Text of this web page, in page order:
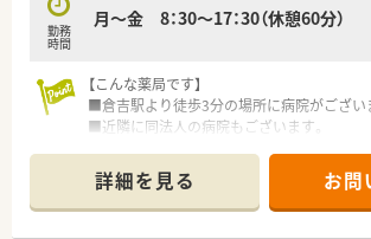
勤務
時間
月～金 8：30～17：30（休憩60分）
【こんな薬局です】
■倉吉駅より徒歩3分の場所に病院がござい
■近隣に同法人の病院もございます。
【業務内容】
■精神科病院になります。
■主に入院患者様の調剤、監査、持参薬鑑別
動等を実施いただきます。
詳細を見る お問